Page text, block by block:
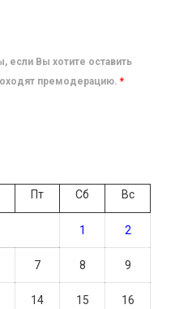
если Вы хотите оставить
премодерацию. *
Пт Сб Вс
1 2
7 8 9
14 15 16